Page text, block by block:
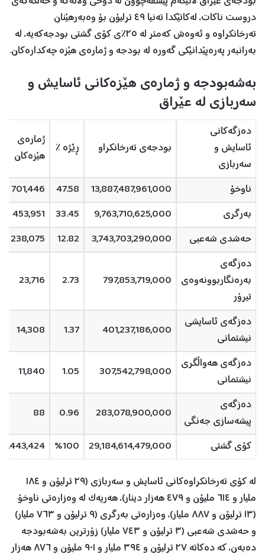
دروست ناکات، لەکاتێکدا تەنیا ٤٩ ترلیۆن بۆ وەبەرهێنان
تەرخانكراوە و ئەوەش كەمتر لە ٢٥٪ی کۆی گشتی بودجەکەیە، لە
بەرانبەر پەرەپێدانێکی گەورە لە بودجە و ژمارەی هێزە چەکدارەکان.
بەشەبودجە و ژمارەی هێزەکانی ئاسایش و
سەربازی لە عێراق
دەزگەکانی
ئاسایش و
سەربازی
بودجەی تەرخانکراو ڕێژە ٪
ژمارەی
هێزەکان
ناوخۆ 13,887,487,961,000
47.58
701,446
بەرگری
9,763,710,625,000
33.45
453,951
حەشدی شەعبی
3,743,703,290,000
12.82
238,075
دەزگەی
بەرەنگاربوونەوەی
تیرۆر
797,853,719,000
2.73
23,716
دەزگەی ئاسایشی
نیشتمانی
401,237,186,000
1.37
14,308
دەزگەی هەواڵگری
نیشتمانی
307,542,798,000
1.05
11,840
دەزگەی
پیشەسازی جەنگی
283,078,900,000
0.96
88
کۆی گشتی 29,184,614,479,000
%100
1,443,424
لە کۆی تەرخانکراوەکانی ئاسایش و سەربازی (٢٩ ترلیۆن و ١٨٤
ملیار و ٦١٤ ملیۆن و ٤٧٩ هەزار دینار)، هەریەک لە وەزارەتی ناوخۆ
(١٣ ترلیۆن و ٨٨٧ ملیار)، وەزارەتی بەرگری (٩ ترلیۆن و ٧٦٣ ملیار)
و حەشدی شەعبی (٣ ترلیۆن و ٧٤٣ ملیار) زۆرترین بەشەبودجە
دەبەن، کە دەکاتە ٢٧ ترلیۆن و ٣٩٤ ملیار و ٩٠١ ملیۆن و ٨٧٦ هەزار